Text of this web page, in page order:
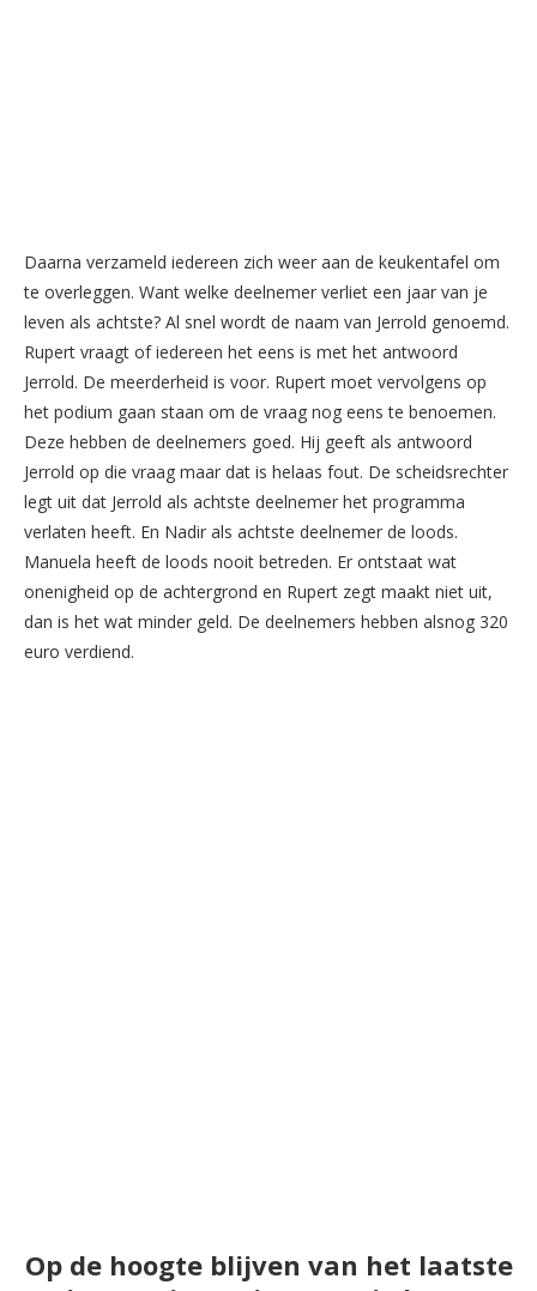
Daarna verzameld iedereen zich weer aan de keukentafel om
te overleggen. Want welke deelnemer verliet een jaar van je
leven als achtste? Al snel wordt de naam van Jerrold genoemd.
Rupert vraagt of iedereen het eens is met het antwoord
Jerrold. De meerderheid is voor. Rupert moet vervolgens op
het podium gaan staan om de vraag nog eens te benoemen.
Deze hebben de deelnemers goed. Hij geeft als antwoord
Jerrold op die vraag maar dat is helaas fout. De scheidsrechter
legt uit dat Jerrold als achtste deelnemer het programma
verlaten heeft. En Nadir als achtste deelnemer de loods.
Manuela heeft de loods nooit betreden. Er ontstaat wat
onenigheid op de achtergrond en Rupert zegt maakt niet uit,
dan is het wat minder geld. De deelnemers hebben alsnog 320
euro verdiend.
Op de hoogte blijven van het laatste